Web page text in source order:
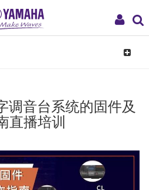
My
Toggle
调音台系统的固件及
直播培训